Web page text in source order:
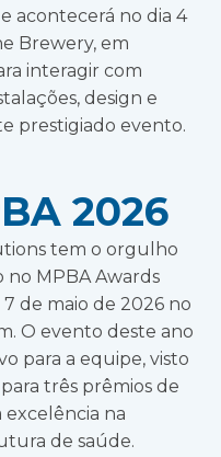
acontecerá no dia 4
Brewery, em
interagir com
design e
prestigiado evento.
2026
tem o orgulho
no MPBA Awards
de maio de 2026 no
O evento deste ano
para a equipe, visto
três prêmios de
na
de saúde.